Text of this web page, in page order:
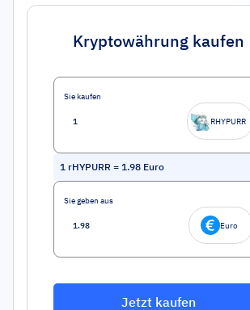
Kryptowährung kaufen
Sie kaufen
RHYPURR
1 rHYPURR = 1.98 Euro
Sie geben aus
Euro
Jetzt kaufen